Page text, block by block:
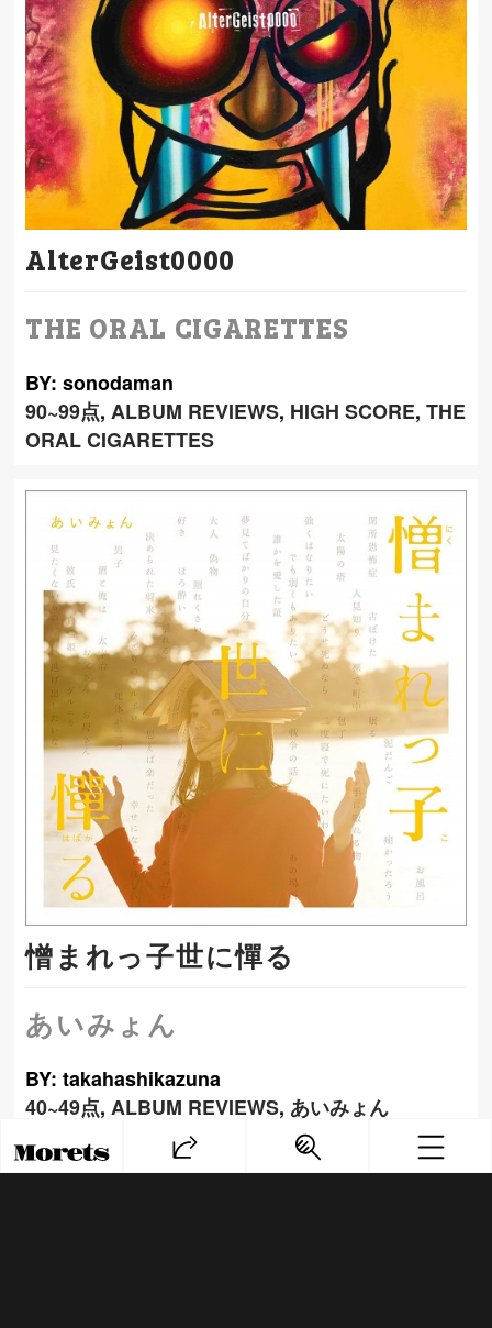
AlterGeist0000
THE ORAL CIGARETTES
BY: sonodaman
90~99点,ALBUM REVIEWS, HIGH SCORE,THE
ORAL CIGARETTES
憎まれっ子世に憚る
あいみょん
BY: takahashikazuna
40~49点,ALBUM REVIEWS, あいみょん
PREV NEXT